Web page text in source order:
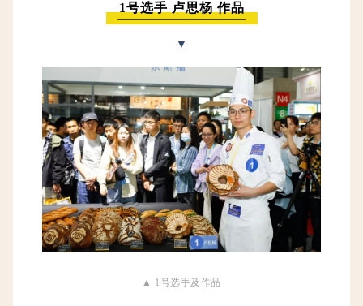
1号选手 卢思杨 作品
▼
▲ 1号选手及作品